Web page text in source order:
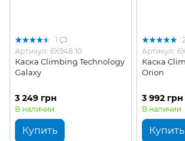
1
Артикул: 6X948 10
Каска Climbing Technology
Galaxy
3 249 грн
В наличии
Купить
Артикул:
Каска
Orion
3 992 грн
В наличии
Купить